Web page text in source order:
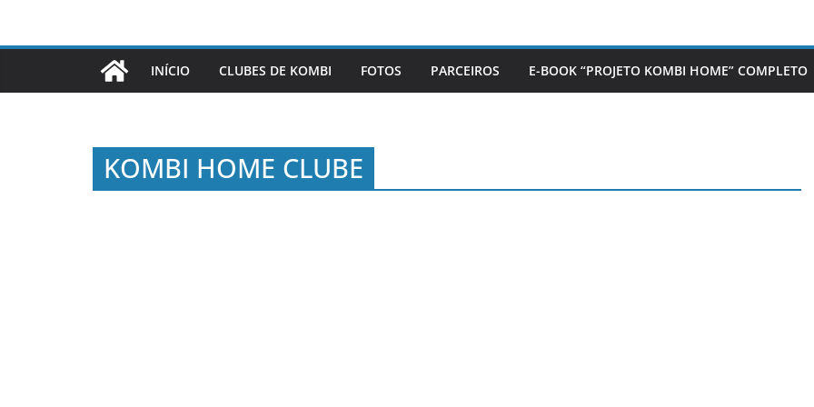
INÍCIO CLUBES DE KOMBI FOTOS PARCEIROS E-BOOK “PROJETO KOMBI HOME” COMPLETO
KOMBI HOME CLUBE